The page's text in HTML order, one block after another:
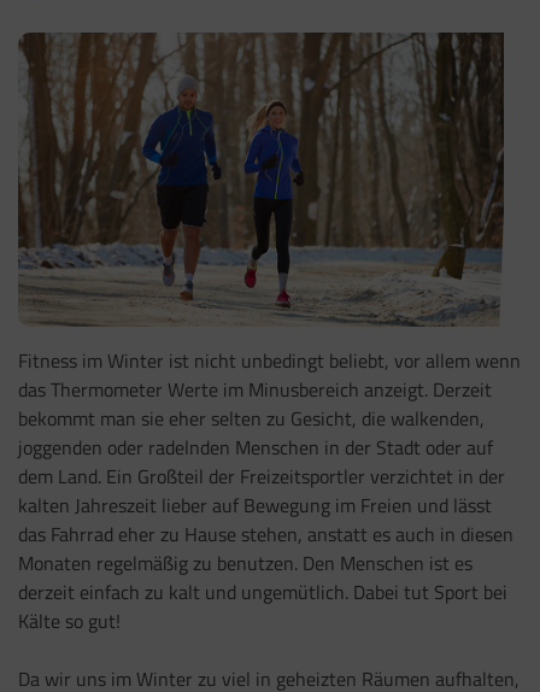
Fitness im Winter ist nicht unbedingt beliebt, vor allem wenn
das Thermometer Werte im Minusbereich anzeigt. Derzeit
bekommt man sie eher selten zu Gesicht, die walkenden,
joggenden oder radelnden Menschen in der Stadt oder auf
dem Land. Ein Großteil der Freizeitsportler verzichtet in der
kalten Jahreszeit lieber auf Bewegung im Freien und lässt
das Fahrrad eher zu Hause stehen, anstatt es auch in diesen
Monaten regelmäßig zu benutzen. Den Menschen ist es
derzeit einfach zu kalt und ungemütlich. Dabei tut Sport bei
Kälte so gut!
Da wir uns im Winter zu viel in geheizten Räumen aufhalten,